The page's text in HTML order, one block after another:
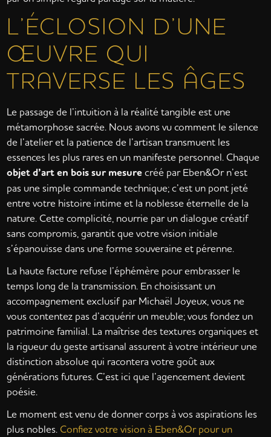
L’ÉCLOSION D’UNE
ŒUVRE QUI
TRAVERSE LES ÂGES
Le passage de l’intuition à la réalité tangible est une
métamorphose sacrée. Nous avons vu comment le silence
de l’atelier et la patience de l’artisan transmuent les
essences les plus rares en un manifeste personnel. Chaque
objet d’art en bois sur mesurecréé par Eben&Or n’est
pas une simple commande technique; c’est un pont jeté
entre votre histoire intime et la noblesse éternelle de la
nature. Cette complicité, nourrie par un dialogue créatif
sans compromis, garantit que votre vision initiale
s’épanouisse dans une forme souveraine et pérenne.
La haute facture refuse l’éphémère pour embrasser le
temps long de la transmission. En choisissant un
accompagnement exclusif par Michaël Joyeux, vous ne
vous contentez pas d’acquérir un meuble; vous fondez un
patrimoine familial. La maîtrise des textures organiques et
la rigueur du geste artisanal assurent à votre intérieur une
distinction absolue qui racontera votre goût aux
générations futures. C’est ici que l’agencement devient
poésie.
Le moment est venu de donner corps à vos aspirations les
plus nobles. Confiez votre vision à Eben&Or pour un